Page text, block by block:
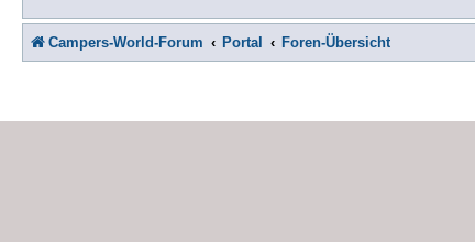
Campers-World-Forum Portal Foren-Übersicht